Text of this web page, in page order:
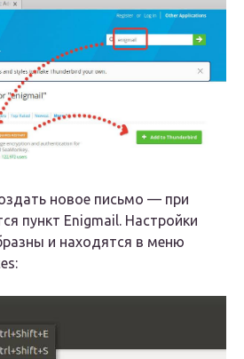
новое письмо — при
пункт Enigmail. Настройки
и находятся в меню